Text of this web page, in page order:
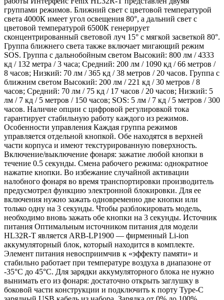
группами режимов. Ближний свет с цветовой температурой
света 4000К имеет угол освещения 80°, а дальний свет с
цветовой температурой 6500К генерирует
сконцентрированный световой луч 15° с мягкой засветкой 80°.
Группа ближнего света также включает мигающий режим
SOS. Группа с дальнобойным светом Высокий: 800 лм / 4333
кд / 132 метра / 3 часа; Средний: 200 лм / 1090 кд / 66 метров /
8 часов; Низкий: 70 лм / 365 кд / 38 метров / 20 часов. Группа с
ближним светом Высокий: 200 лм / 221 кд / 30 метров / 8
часов; Средний: 70 лм / 75 кд / 17 часов / 20 часов; Низкий: 5
лм / 7 кд / 5 метров / 150 часов; SOS: 5 лм / 7 кд / 5 метров / 300
часов. Наличие опции с цифровой регулировкой тока
гарантирует стабильную работу каждого из режимов.
Особенности управления Каждая группа режимов
управляется отдельной кнопкой. Обе находятся в верхней
части корпуса и имеют текстурированную поверхность.
Включение/выключение фонаря: зажатие любой кнопки в
течение 0.5 секунды. Смена рабочего режима: однократное
нажатие кнопки. Во избежание случайной активации
налобного фонаря во время транспортировки производитель
предусмотрел функцию электронной блокировки. Для ее
включения нужно зажать одновременно две кнопки или
только одну на 3 секунды. Чтобы разблокировать модель,
необходимо вновь зажать обе кнопки на 3 секунды. Источник
питания Оптимальным источником питания для модели
HL32R-T является ARB-LP1900 — фирменный Li-ion
аккумуляторный блок, который находится в комплекте.
Элемент питания невосприимчив к «эффекту памяти» и
стабильно работает при температуре воздуха в диапазоне от
-35°C до 45°C. Для зарядки аккумуляторного блока не нужно
вынимать его из фонаря: достаточно открыть заглушку в
боковой части конструкции и подключить к порту Type-C